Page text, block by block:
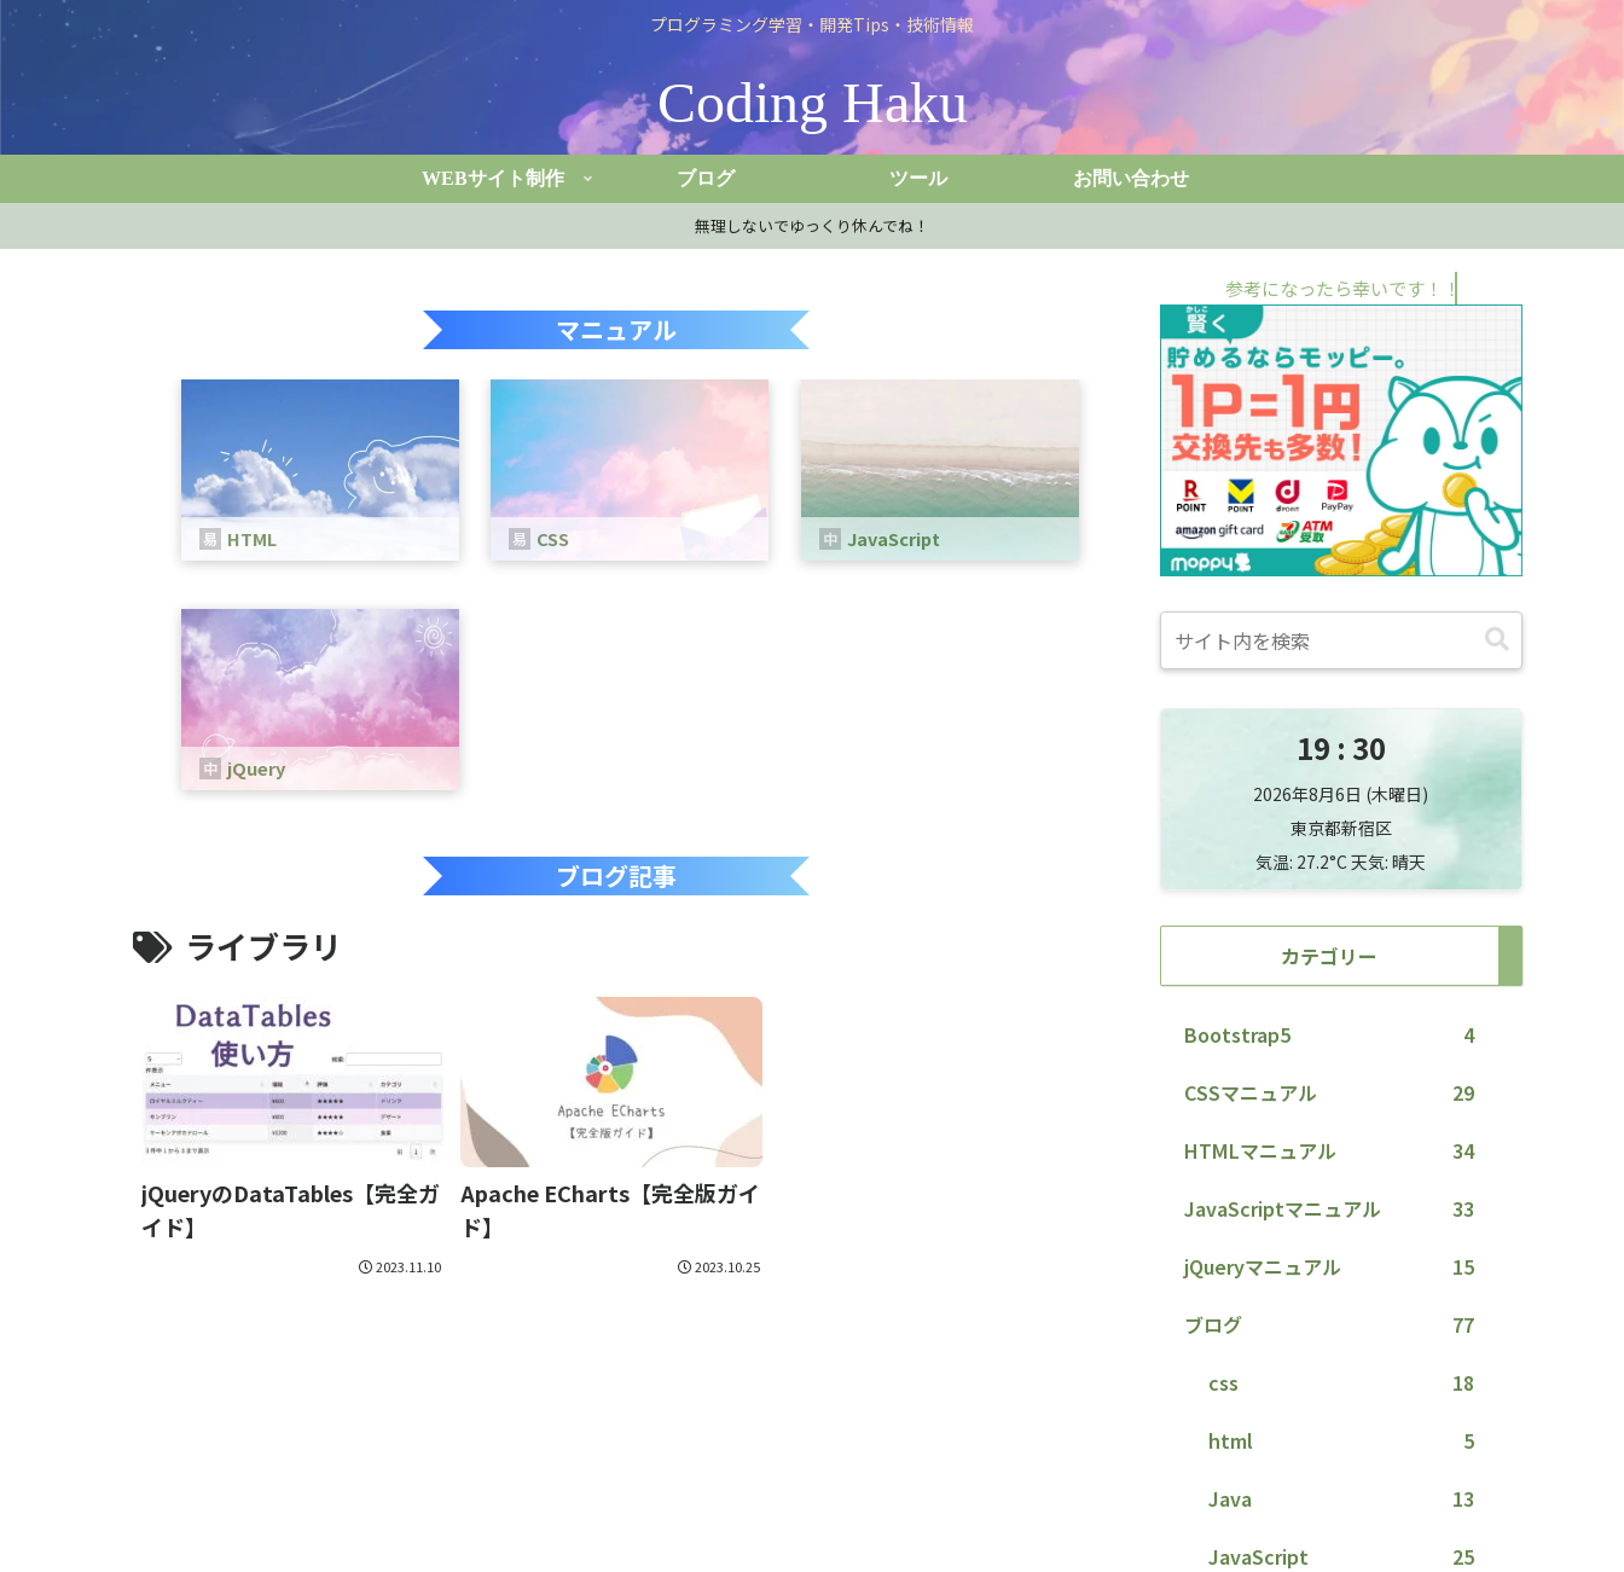
プログラミング学習・開発Tips・技術情報
Coding Haku
WEBサイト制作 ブログ ツール お問い合わせ
無理しないでゆっくり休んでね！
マニュアル
HTML CSS JavaScript
jQuery
ブログ記事
ライブラリ
jQueryのDataTables【完全ガ
イド】
2023.11.10
Apache ECharts【完全版ガイ
ド】
2023.10.25
参考になったら幸いです！！
19 30
2026年8月6日 (木曜日)
東京都新宿区
気温: 27.2°C 天気: 晴天
カテゴリー
Bootstrap5
4
CSSマニュアル
29
HTMLマニュアル
34
JavaScriptマニュアル
33
jQueryマニュアル
15
ブログ
77
css
18
html
5
Java
13
JavaScript
25